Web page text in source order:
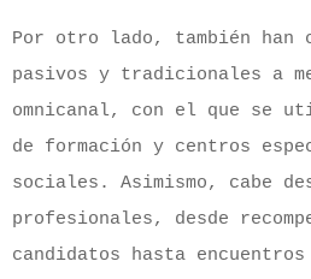
Por otro lado, también han
pasivos y tradicionales a
omnicanal, con el que se
de formación y centros
sociales. Asimismo, cabe
profesionales, desde
candidatos hasta